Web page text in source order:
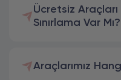
Ücretsiz Araçları
Sınırlama Var Mı?
Araçlarımız